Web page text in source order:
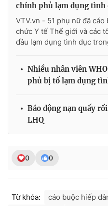
chính phủ lạm dụng tình
VTV.vn - 51 phụ nữ đã
chức Y tế Thế giới và các
đầu lạm dụng tình dục
Nhiều nhân viên
phủ bị tố lạm dụng
Báo động nạn quấy
LHQ
0 0
Từ khóa: cáo buộc hiếp